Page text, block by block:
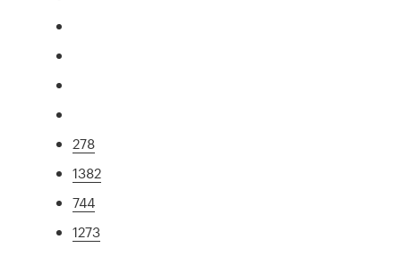
278
1382
744
1273